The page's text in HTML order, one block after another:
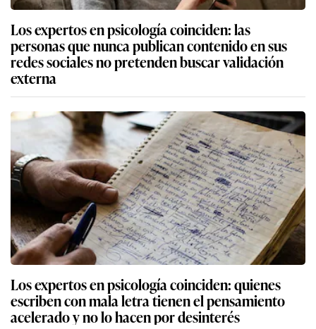
Los expertos en psicología coinciden: las
personas que nunca publican contenido en sus
redes sociales no pretenden buscar validación
externa
Los expertos en psicología coinciden: quienes
escriben con mala letra tienen el pensamiento
acelerado y no lo hacen por desinterés